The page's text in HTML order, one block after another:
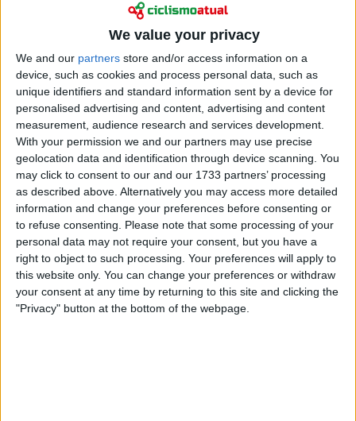
We value your privacy
We and our partners store and/or access information on a
device, such as cookies and process personal data, such as
unique identifiers and standard information sent by a device for
personalised advertising and content, advertising and content
measurement, audience research and services development.
With your permission we and our partners may use precise
geolocation data and identification through device scanning. You
may click to consent to our and our 1733 partners’ processing
as described above. Alternatively you may access more detailed
information and change your preferences before consenting or
to refuse consenting.
Please note that some processing of your
personal data may not require your consent, but you have a
right to object to such processing. Your preferences will apply to
this website only. You can change your preferences or withdraw
your consent at any time by returning to this site and clicking the
"Privacy" button at the bottom of the webpage.
A corrida de um dia é uma das mais icónicas do
calendário francês, com muitos setores em terra
batida onde a prova se decide. É um misto de estrada
e gravel, inserida numa fase muito carregada do
calendário em França. Ontem, Benoît Cosnefroy
venceu o GP du Morbihan pela UAE Team Emirates -
XRG e, este domingo, a Visma respondeu ao
adicionar uma vitória igualmente importante à sua
lista de 2026.
Os 202 quilómetros partiram e chegaram a Lannilis e,
ao longo da corrida, vários especialistas de clássicas